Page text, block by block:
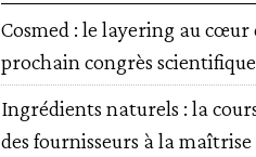
Cosmed : le layering au cœur
prochain congrès scientifique
Ingrédients naturels : la
des fournisseurs à la maîtrise